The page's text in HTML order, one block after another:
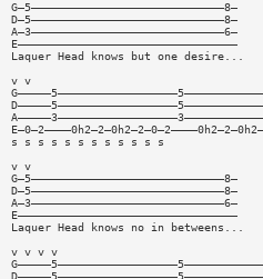
G—5—————————————————————————————8—
D—5—————————————————————————————8—
A—3—————————————————————————————6—
E—————————————————————————————————
Laquer Head knows but one desire...
v v
s s s s s s s s s s s s
v v
G—5—————————————————————————————8—
D—5—————————————————————————————8—
A—3—————————————————————————————6—
E—————————————————————————————————
Laquer Head knows no in betweens...
v v v v